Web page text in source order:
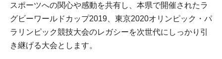
スポーツへの関心や感動を共有し、本県で開催されたラ
グビーワールドカップ2019、東京2020オリンピック・パ
ラリンピック競技大会のレガシーを次世代にしっかり引
き継げる大会とします。